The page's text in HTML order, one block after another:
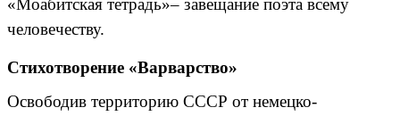
«Моабитская тетрадь»– завещание поэта всему
человечеству.
Стихотворение «Варварство»
Освободив территорию СССР от немецко-